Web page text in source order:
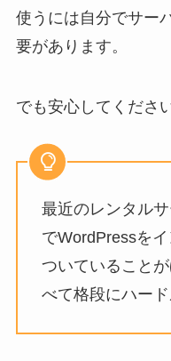
使うには自分でサー
要があります。
でも安心してください
最近のレンタル
でWordPressを
ついていること
べて格段にハー